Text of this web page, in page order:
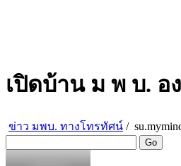
เปิดบ้าน ม พ บ. อ
ข่าว มพบ. ทางโทรทัศน์ /
Go